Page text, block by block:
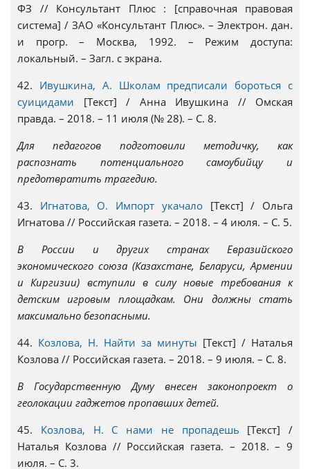
ФЗ // Консультант Плюс : [справочная правовая
система] / ЗАО «Консультант Плюс». – Электрон. дан.
и прогр. – Москва, 1992. – Режим доступа:
локальный. – Загл. с экрана.
42. Ивушкина, А. Школам предписали бороться с
суицидами [Текст] / Анна Ивушкина // Омская
правда. – 2018. – 11 июля (№ 28). – С. 8.
Для педагогов подготовили методичку, как
распознать потенциального самоубийцу и
предотвратить трагедию.
43. Игнатова, О. Импорт укачало[Текст] / Ольга
Игнатова // Российская газета. – 2018. – 4 июля. – С. 5.
В России и других странах Евразийского
экономического союза (Казахстане, Беларуси, Армении
и Киргизии) вступили в силу новые требования к
детским игровым площадкам. Они должны стать
максимально безопасными.
44. Козлова, Н. Найти за минуты [Текст] / Наталья
Козлова // Российская газета. – 2018. – 9 июля. – С. 8.
В Государственную Думу внесен законопроект о
геолокации гаджетов пропавших детей.
45. Козлова, Н. С нами не пропадешь [Текст] /
Наталья Козлова // Российская газета. – 2018. – 9
июля. – С. 3.